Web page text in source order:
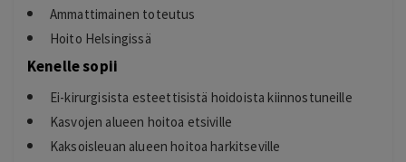
Ammattimainen toteutus
Hoito Helsingissä
Kenelle sopii
Ei-kirurgisista esteettisistä hoidoista kiinnostuneille
Kasvojen alueen hoitoa etsiville
Kaksoisleuan alueen hoitoa harkitseville